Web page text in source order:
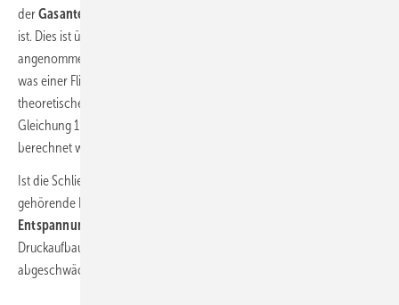
derGasanteil in der Flüssigkeit
ist. Dies ist üblicherweise in Trinkwasserleitungen der Fall. Bei einem
angenommenen Volumenstrom
was einer Fließgeschwindigkeit von 2,26 m/s entspricht, kann im
theoretischen Fall bei
Gleichung 1 ein maximaler Druckstoß von 2,9 MPa (29,0 bar)
berechnet werden.
Ist die Schließzeit größer als die doppelte zur Rohrleitungslänge
gehörende Laufzeit, kommt die am Rohrende reflektierte
Entspannungswelle
Druckaufbau stattgefunden hat. Der Druckstoß wird somit
abgeschwächt.